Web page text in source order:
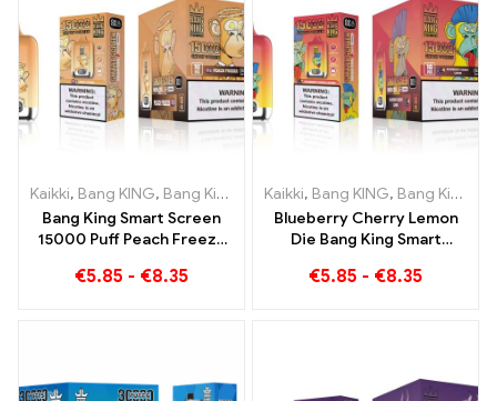
Kaikki, Bang KING, Bang King Smart Screen 15000 Pullistaa ,
Bang King Smart Screen
15000 Puff Peach Freeze
sähkösavukkeet
€5.85 - €8.35
Kaikki, Bang KING, Bang King Smart Screen 15000 Pullistaa
Blueberry Cherry Lemon
Die Bang King Smart
Yleiskatsaus
€5.85 - €8.35